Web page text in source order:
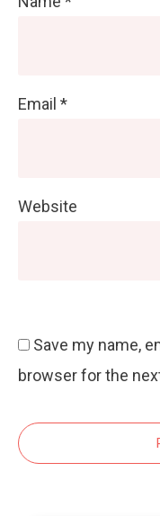
Email *
Website
Save my name,
browser for the